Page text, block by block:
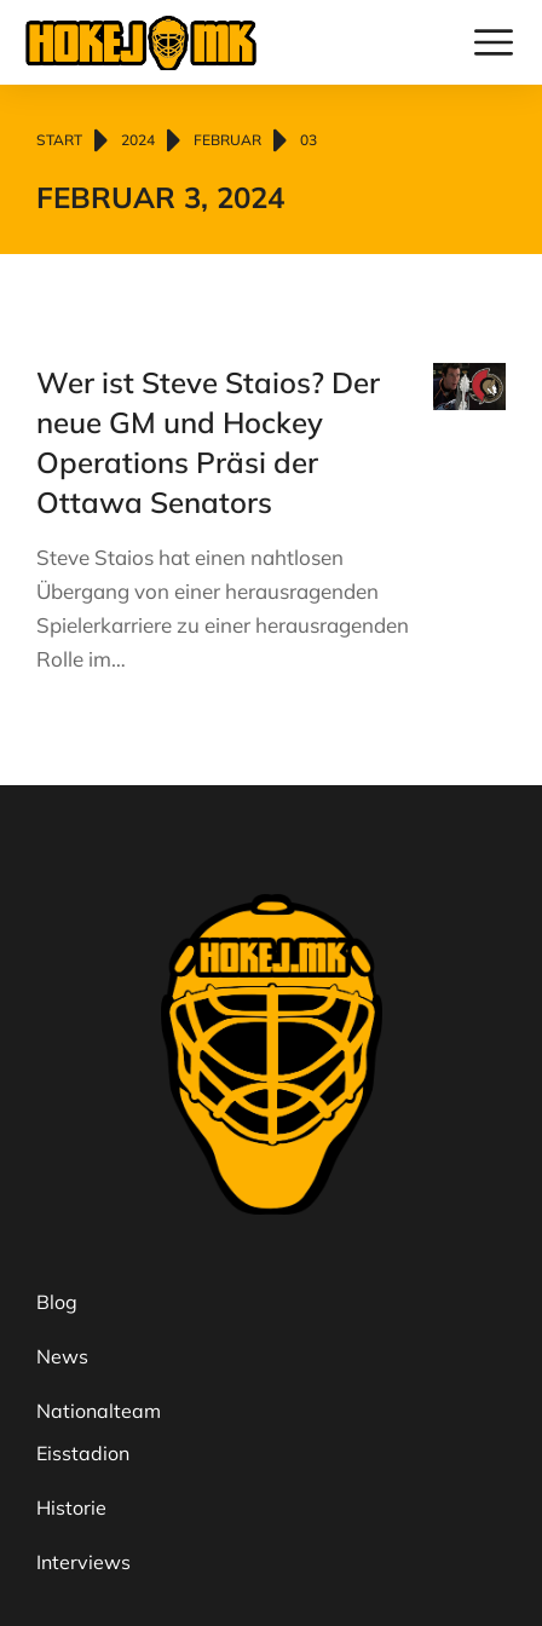
Sie befinden sich hier:
START 2024 FEBRUAR 03
FEBRUAR 3, 2024
Wer ist Steve Staios? Der
neue GM und Hockey
Operations Präsi der
Ottawa Senators
Steve Staios hat einen nahtlosen
Übergang von einer herausragenden
Spielerkarriere zu einer herausragenden
Rolle im…
Blog
News
Nationalteam
Eisstadion
Historie
Interviews